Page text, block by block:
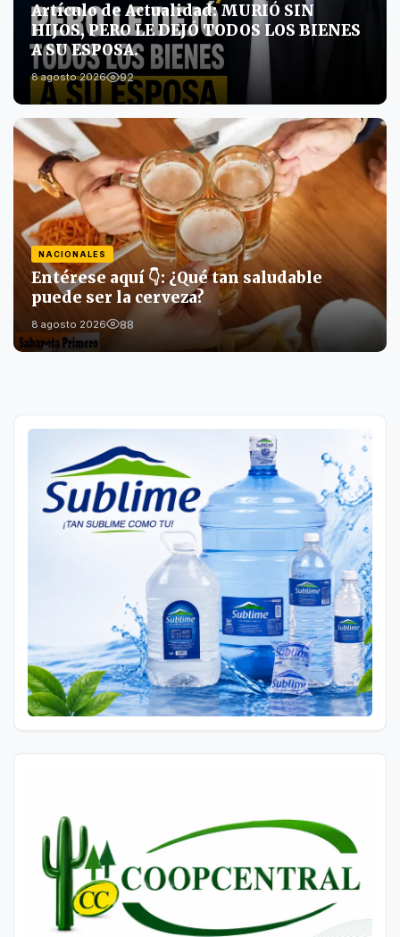
Artículo de Actualidad: MURIÓ SIN
HIJOS, PERO LE DEJÓ TODOS LOS BIENES
A SU ESPOSA.
8 agosto 2026 92
NACIONALES
Entérese aquí 👇: ¿Qué tan saludable
puede ser la cerveza?
8 agosto 2026 88